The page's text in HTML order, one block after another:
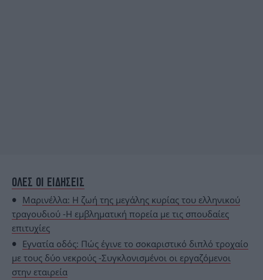
ΟΛΕΣ ΟΙ ΕΙΔΗΣΕΙΣ
Μαρινέλλα: Η ζωή της μεγάλης κυρίας του ελληνικού
τραγουδιού -Η εμβληματική πορεία με τις σπουδαίες
επιτυχίες
Εγνατία οδός: Πώς έγινε το σοκαριστικό διπλό τροχαίο
με τους δύο νεκρούς -Συγκλονισμένοι οι εργαζόμενοι
στην εταιρεία